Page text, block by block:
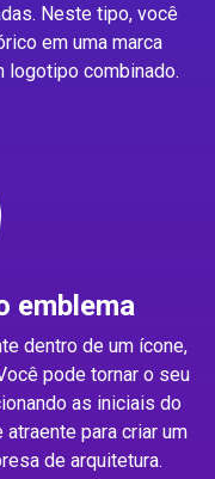
Neste tipo, você
em uma marca
logotipo combinado.
emblema
dentro de um ícone,
pode tornar o seu
as iniciais do
para criar um
de arquitetura.